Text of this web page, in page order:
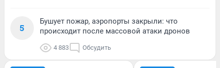
5
Бушует пожар, аэропорты закрыли: что
происходит после массовой атаки дронов
4 883 Обсудить